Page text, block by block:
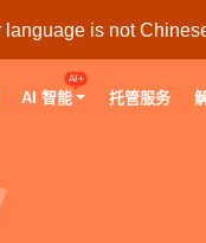
language is not
AI+
AI 智能 托管服务